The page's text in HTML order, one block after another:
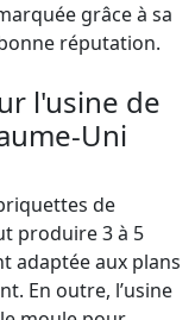
grâce à sa
réputation.
l'usine de
Uni
de
produire 3 à 5
adaptée aux plans
En outre, l’usine